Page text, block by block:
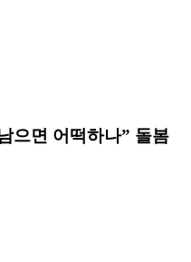
으면 어떡하나” 돌봄